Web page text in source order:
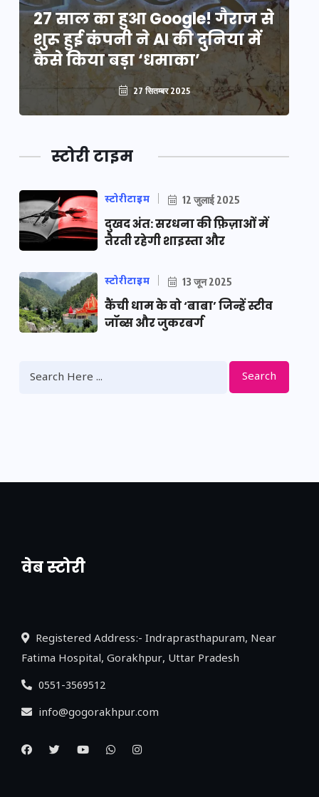
27 साल का हुआ Google! गैराज से
शुरू हुई कंपनी ने AI की दुनिया में
कैसे किया बड़ा ‘धमाका’
27 सितम्बर 2025
स्टोरी टाइम
स्टोरीटाइम 12 जुलाई 2025
दुखद अंत: सरधना की फ़िज़ाओं में
तैरती रहेगी शाइस्ता और
स्टोरीटाइम 13 जून 2025
कैंची धाम के वो ‘बाबा’ जिन्हें स्टीव
जॉब्स और जुकरबर्ग
Search
वेब स्टोरी
नया एक्सप्रेसवे: पूर्वांचल का लक, डेवलपमेंट का
Registered Address:- Indraprasthapuram, Near
Fatima Hospital, Gorakhpur, Uttar Pradesh
0551-3569512
info@gogorakhpur.com